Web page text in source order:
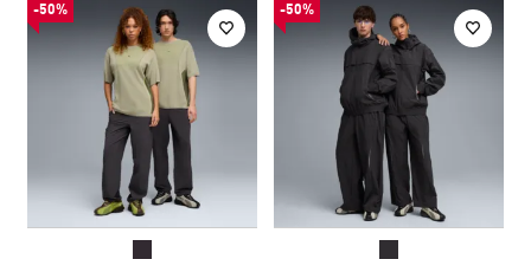
-50% -50%